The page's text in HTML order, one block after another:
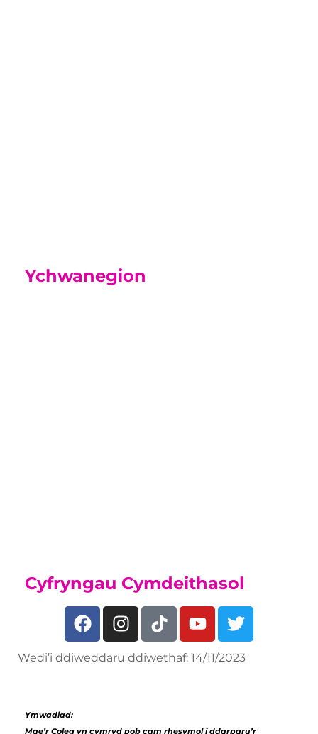
Ychwanegion
Cyfryngau Cymdeithasol
Wedi’i ddiweddaru ddiwethaf: 14/11/2023
Ymwadiad:
Mae’r Coleg yn cymryd pob cam rhesymol i ddarparu’r